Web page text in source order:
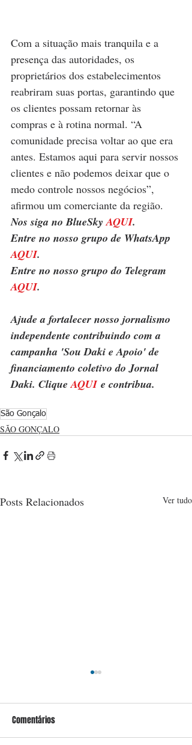
Com a situação mais tranquila e a
presença das autoridades, os
proprietários dos estabelecimentos
reabriram suas portas, garantindo que
os clientes possam retornar às
compras e à rotina normal. “A
comunidade precisa voltar ao que era
antes. Estamos aqui para servir nossos
clientes e não podemos deixar que o
medo controle nossos negócios”,
afirmou um comerciante da região.
Nos siga no BlueSky AQUI.
Entre no nosso grupo de WhatsApp
AQUI.
Entre no nosso grupo do Telegram
AQUI.
Ajude a fortalecer nosso jornalismo
independente contribuindo com a
campanha 'Sou Daki e Apoio' de
financiamento coletivo do Jornal
Daki. Clique AQUI e contribua.
São Gonçalo
SÃO GONÇALO
Posts Relacionados Ver tudo
Comentários